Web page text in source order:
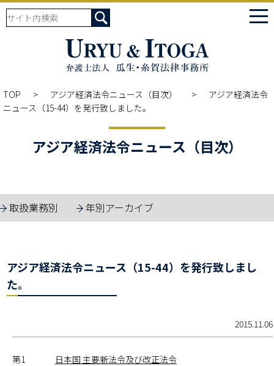
TOP アジア経済法令ニュース（目次）
アジア経済法令
ニュース（15-44）を発行致しました。
アジア経済法令ニュース（目次）
取扱業務別 年別アーカイブ
アジア経済法令ニュース（15-44）を発行致しまし
た。
2015.11.06
第1
日本国 主要新法令及び改正法令